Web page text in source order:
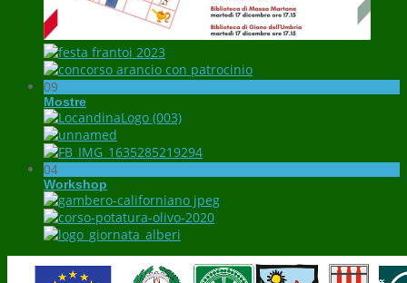
09
Mostre
04
Workshop